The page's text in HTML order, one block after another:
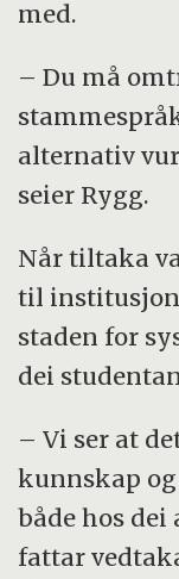
med.
– Du må
alternativ
seier Rygg.
Når tiltaka
til
staden for
dei
– Vi ser at
kunnskap
både hos
fattar